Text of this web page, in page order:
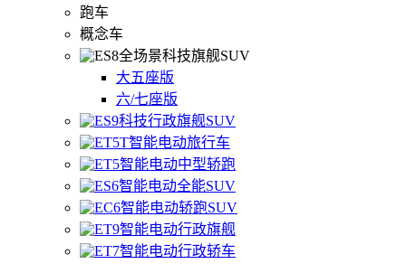
跑车
概念车
全场景科技旗舰SUV
大五座版
六/七座版
科技行政旗舰SUV
智能电动旅行车
智能电动中型轿跑
智能电动全能SUV
智能电动轿跑SUV
智能电动行政旗舰
智能电动行政轿车